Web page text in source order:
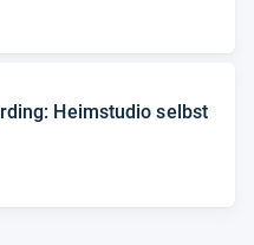
Heim­stu­dio selbst